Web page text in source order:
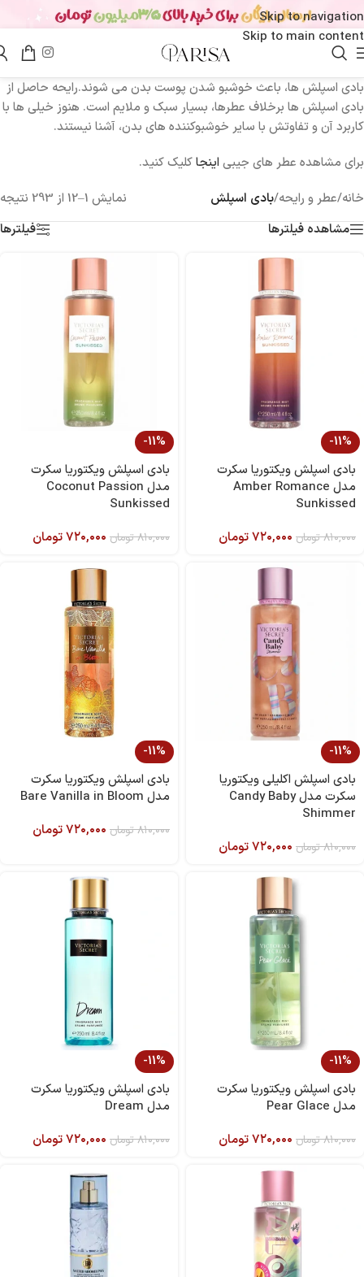
Skip to navigation
Skip to main content
بادی‌ اسپلش ‌ها، باعث خوشبو شدن پوست بدن می‌ شوند.رایحه حاصل از
بادی اسپلش‌ ها برخلاف عطرها، بسیار سبک و ملایم است. هنوز خیلی ‌ها با
کاربرد آن و تفاوتش با سایر خوشبوکننده‌ های بدن، آشنا نیستند.
برای مشاهده عطر های جیبی اینجاکلیک کنید.
خانه/عطر و رایحه/بادی اسپلش
نمایش 1–12 از 293 نتیجه
مشاهده فیلترها
فیلترها
-11%
بادی اسپلش ویکتوریا سکرت
مدل Amber Romance
Sunkissed
۸۱۰,۰۰۰تومان ۷۲۰,۰۰۰تومان
-11%
بادی اسپلش ویکتوریا سکرت
مدل Coconut Passion
Sunkissed
۸۱۰,۰۰۰تومان ۷۲۰,۰۰۰تومان
-11%
بادی اسپلش اکلیلی ویکتوریا
سکرت مدل Candy Baby
Shimmer
۸۱۰,۰۰۰تومان ۷۲۰,۰۰۰تومان
-11%
بادی اسپلش ویکتوریا سکرت
مدل Bare Vanilla in Bloom
۸۱۰,۰۰۰تومان ۷۲۰,۰۰۰تومان
-11%
بادی اسپلش ویکتوریا سکرت
مدل Pear Glace
۸۱۰,۰۰۰تومان ۷۲۰,۰۰۰تومان
-11%
بادی اسپلش ویکتوریا سکرت
مدل Dream
۸۱۰,۰۰۰تومان ۷۲۰,۰۰۰تومان